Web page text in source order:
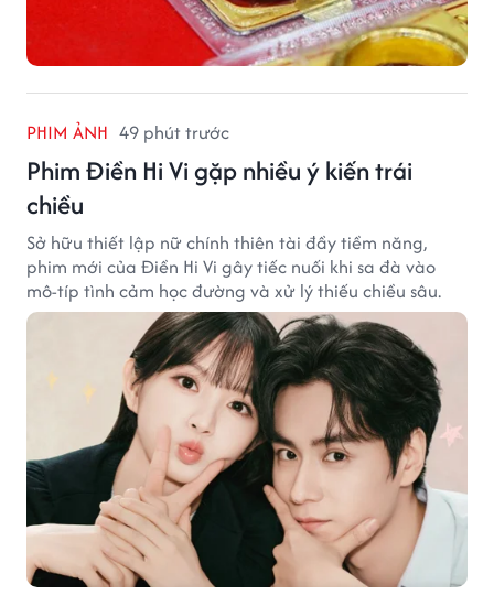
PHIM ẢNH 49 phút trước
Phim Điền Hi Vi gặp nhiều ý kiến trái
chiều
Sở hữu thiết lập nữ chính thiên tài đầy tiềm năng,
phim mới của Điền Hi Vi gây tiếc nuối khi sa đà vào
mô-típ tình cảm học đường và xử lý thiếu chiều sâu.